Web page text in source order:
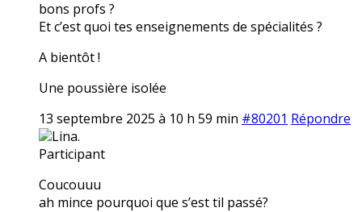
bons profs ?
Et c’est quoi tes enseignements de spécialités ?
A bientôt !
Une poussière isolée
13 septembre 2025 à 10 h 59 min #80201 Répondre
Lina.
Participant
Coucouuu
ah mince pourquoi que s’est til passé?